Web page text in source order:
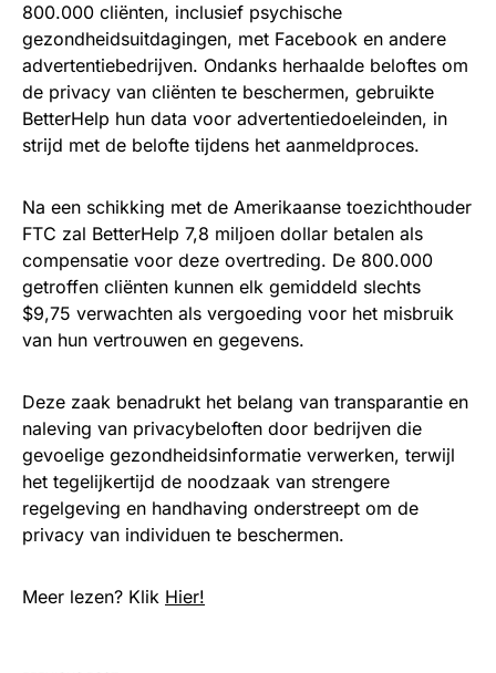
800.000 cliënten, inclusief psychische
gezondheidsuitdagingen, met Facebook en andere
advertentiebedrijven. Ondanks herhaalde beloftes om
de privacy van cliënten te beschermen, gebruikte
BetterHelp hun data voor advertentiedoeleinden, in
strijd met de belofte tijdens het aanmeldproces.
Na een schikking met de Amerikaanse toezichthouder
FTC zal BetterHelp 7,8 miljoen dollar betalen als
compensatie voor deze overtreding. De 800.000
getroffen cliënten kunnen elk gemiddeld slechts
$9,75 verwachten als vergoeding voor het misbruik
van hun vertrouwen en gegevens.
Deze zaak benadrukt het belang van transparantie en
naleving van privacybeloften door bedrijven die
gevoelige gezondheidsinformatie verwerken, terwijl
het tegelijkertijd de noodzaak van strengere
regelgeving en handhaving onderstreept om de
privacy van individuen te beschermen.
Meer lezen? Klik Hier!